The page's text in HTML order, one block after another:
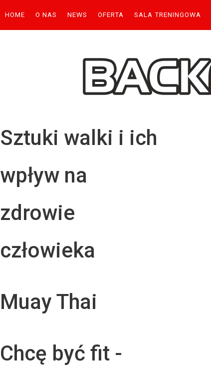
HOME O NAS NEWS OFERTA SALA TRENINGOWA
Sztuki walki i ich
wpływ na
zdrowie
człowieka
Muay Thai
Chcę być fit -